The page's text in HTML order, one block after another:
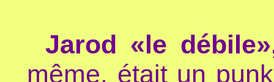
Jarod «le
même, était un